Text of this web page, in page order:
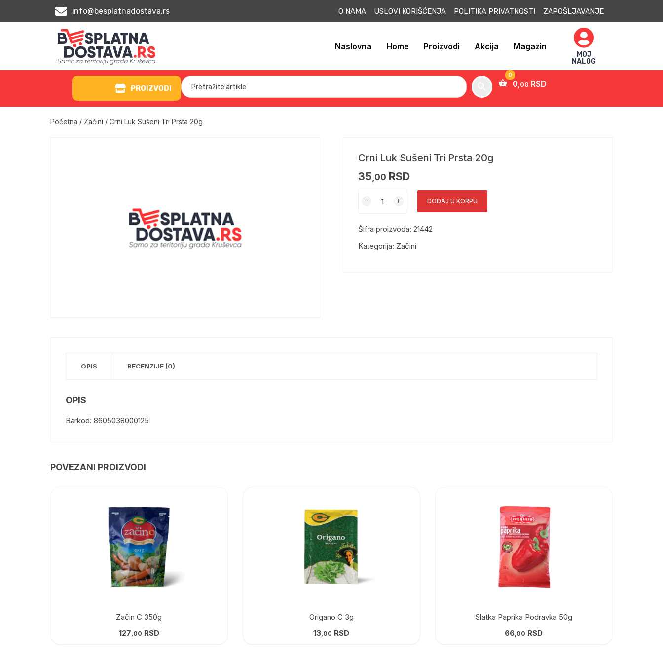
info@besplatnadostava.rs O NAMA USLOVI KORIŠĆENJA POLITIKA PRIVATNOSTI ZAPOŠLJAVANJE
Naslovna Home Proizvodi Akcija Magazin
MOJ
NALOG
PROIZVODI 0,00 RSD
Početna / Začini / Crni Luk Sušeni Tri Prsta 20g
Crni Luk Sušeni Tri Prsta 20g
35 ,00 RSD
DODAJ U KORPU
Šifra proizvoda: 21442
Kategorija: Začini
OPIS RECENZIJE (0)
OPIS
Barkod: 8605038000125
POVEZANI PROIZVODI
Začin C 350g
127 ,00 RSD
Origano C 3g
13 ,00 RSD
Slatka Paprika Podravka 50g
66 ,00 RSD